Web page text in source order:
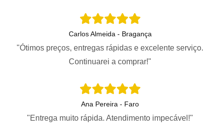
Carlos Almeida - Bragança
"Ótimos preços, entregas rápidas e excelente serviço.
Continuarei a comprar!"
Ana Pereira - Faro
"Entrega muito rápida. Atendimento impecável!"